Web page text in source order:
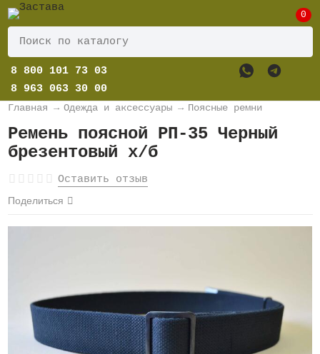
0
8 800 101 73 03
8 963 063 30 00
Главная → Одежда и аксессуары → Поясные ремни
Ремень поясной РП-35 Черный
брезентовый х/б
Оставить отзыв
Поделиться